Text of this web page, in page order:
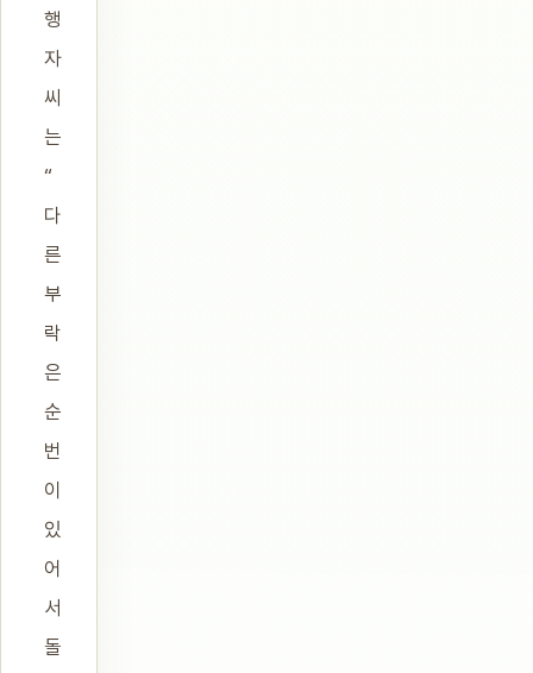
행
자
씨
는
“
다
른
부
락
은
순
번
이
있
어
서
돌